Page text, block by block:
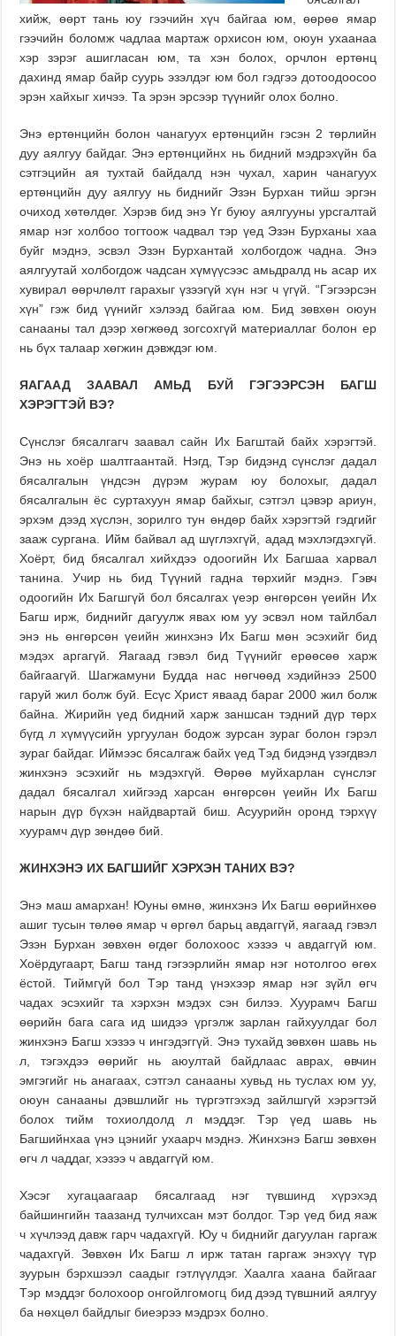
хийж, өөрт тань юу гээчийн хүч байгаа юм, өөрөө ямар
гээчийн боломж чадлаа мартаж орхисон юм, оюун ухаанаа
хэр зэрэг ашигласан юм, та хэн болох, орчлон ертөнц
дахинд ямар байр суурь эзэлдэг юм бол гэдгээ дотоодоосоо
эрэн хайхыг хичээ. Та эрэн эрсээр түүнийг олох болно.
Энэ ертөнцийн болон чанагуух ертөнцийн гэсэн 2 төрлийн
дуу аялгуу байдаг. Энэ ертөнцийнх нь бидний мэдрэхүйн ба
сэтгэцийн ая тухтай байдалд нэн чухал, харин чанагуух
ертөнцийн дуу аялгуу нь биднийг Эзэн Бурхан тийш эргэн
очиход хөтөлдөг. Хэрэв бид энэ Үг буюу аялгууны урсгалтай
ямар нэг холбоо тогтоож чадвал тэр үед Эзэн Бурханы хаа
буйг мэднэ, эсвэл Эзэн Бурхантай холбогдож чадна. Энэ
аялгуутай холбогдож чадсан хүмүүсээс амьдралд нь асар их
хувирал өөрчлөлт гарахыг үзээгүй хүн нэг ч үгүй. “Гэгээрсэн
хүн” гэж бид үүнийг хэлээд байгаа юм. Бид зөвхөн оюун
санааны тал дээр хөгжөөд зогсохгүй материаллаг болон ер
нь бүх талаар хөгжин дэвждэг юм.
ЯАГААД ЗААВАЛ АМЬД БУЙ ГЭГЭЭРСЭН БАГШ
ХЭРЭГТЭЙ ВЭ?
Сүнслэг бясалгагч заавал сайн Их Багштай байх хэрэгтэй.
Энэ нь хоёр шалтгаантай. Нэгд, Тэр бидэнд сүнслэг дадал
бясалгалын үндсэн дүрэм журам юу болохыг, дадал
бясалгалын ёс суртахуун ямар байхыг, сэтгэл цэвэр ариун,
эрхэм дээд хүслэн, зорилго тун өндөр байх хэрэгтэй гэдгийг
зааж сургана. Ийм байвал ад шүглэхгүй, адад мэхлэгдэхгүй.
Хоёрт, бид бясалгал хийхдээ одоогийн Их Багшаа харвал
танина. Учир нь бид Түүний гадна төрхийг мэднэ. Гэвч
одоогийн Их Багшгүй бол бясалгах үеэр өнгөрсөн үеийн Их
Багш ирж, биднийг дагуулж явах юм уу эсвэл ном тайлбал
энэ нь өнгөрсөн үеийн жинхэнэ Их Багш мөн эсэхийг бид
мэдэх аргагүй. Яагаад гэвэл бид Түүнийг ерөөсөө харж
байгаагүй. Шагжамуни Будда нас нөгчөөд хэдийнээ 2500
гаруй жил болж буй. Есүс Христ яваад бараг 2000 жил болж
байна. Жирийн үед бидний харж заншсан тэдний дүр төрх
бүгд л хүмүүсийн ургуулан бодож зурсан зураг болон гэрэл
зураг байдаг. Иймээс бясалгаж байх үед Тэд бидэнд үзэгдвэл
жинхэнэ эсэхийг нь мэдэхгүй. Өөрөө муйхарлан сүнслэг
дадал бясалгал хийгээд харсан өнгөрсөн үеийн Их Багш
нарын дүр бүхэн найдвартай биш. Асуурийн оронд тэрхүү
хуурамч дүр зөндөө бий.
ЖИНХЭНЭ ИХ БАГШИЙГ ХЭРХЭН ТАНИХ ВЭ?
Энэ маш амархан! Юуны өмнө, жинхэнэ Их Багш өөрийнхөө
ашиг тусын төлөө ямар ч өргөл барьц авдаггүй, яагаад гэвэл
Эзэн Бурхан зөвхөн өгдөг болохоос хэзээ ч авдаггүй юм.
Хоёрдугаарт, Багш танд гэгээрлийн ямар нэг нотолгоо өгөх
ёстой. Тиймгүй бол Тэр танд үнэхээр ямар нэг зүйл өгч
чадах эсэхийг та хэрхэн мэдэх сэн билээ. Хуурамч Багш
өөрийн бага сага ид шидээ үргэлж зарлан гайхуулдаг бол
жинхэнэ Багш хэзээ ч ингэдэггүй. Энэ тухайд зөвхөн шавь нь
л, тэгэхдээ өөрийг нь аюултай байдлаас аврах, өвчин
эмгэгийг нь анагаах, сэтгэл санааны хувьд нь туслах юм уу,
оюун санааны дэвшлийг нь түргэтгэхэд зайлшгүй хэрэгтэй
болох тийм тохиолдолд л мэддэг. Тэр үед шавь нь
Багшийнхаа үнэ цэнийг ухаарч мэднэ. Жинхэнэ Багш зөвхөн
өгч л чаддаг, хэзээ ч авдаггүй юм.
Хэсэг хугацаагаар бясалгаад нэг түвшинд хүрэхэд
байшингийн таазанд тулчихсан мэт болдог. Тэр үед бид яаж
ч хүчлээд давж гарч чадахгүй. Юу ч биднийг дагуулан гаргаж
чадахгүй. Зөвхөн Их Багш л ирж татан гаргаж энэхүү түр
зуурын бэрхшээл саадыг гэтлүүлдэг. Хаалга хаана байгааг
Тэр мэддэг болохоор онгойлгомогц бид дээд түвшний аялгуу
ба нөхцөл байдлыг биеэрээ мэдрэх болно.